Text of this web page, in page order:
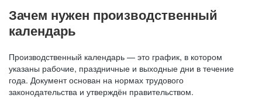
Зачем нужен производственный
календарь
Производственный календарь — это график, в котором
указаны рабочие, праздничные и выходные дни в течение
года. Документ основан на нормах трудового
законодательства и утверждён правительством.